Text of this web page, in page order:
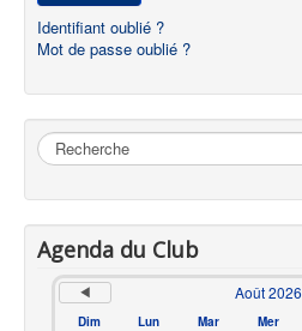
Identifiant oublié ?
Mot de passe oublié ?
Rechercher
Agenda du Club
Août 2026
Dim Lun Mar Mer